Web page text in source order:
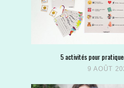
5 activités pour
9 AOÛT